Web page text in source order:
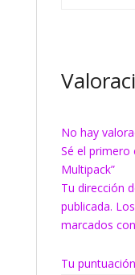
No hay
Sé el primero
Multipack”
Tu dirección
publicada.
marcados con
Tu puntuación